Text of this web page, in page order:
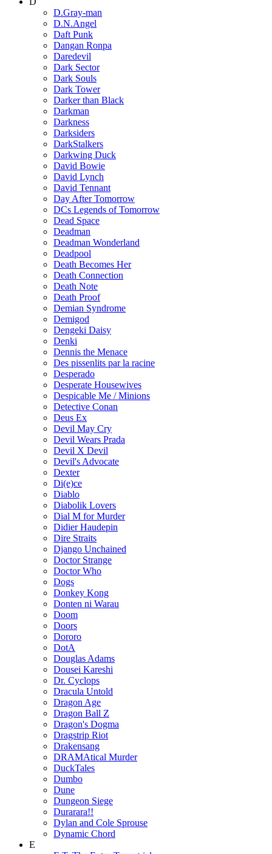
D.Gray-man
D.N.Angel
Daft Punk
Dangan Ronpa
Daredevil
Dark Sector
Dark Souls
Dark Tower
Darker than Black
Darkman
Darkness
Darksiders
DarkStalkers
Darkwing Duck
David Bowie
David Lynch
David Tennant
Day After Tomorrow
DCs Legends of Tomorrow
Dead Space
Deadman
Deadman Wonderland
Deadpool
Death Becomes Her
Death Connection
Death Note
Death Proof
Demian Syndrome
Demigod
Dengeki Daisy
Denki
Dennis the Menace
Des pissenlits par la racine
Desperado
Desperate Housewives
Despicable Me / Minions
Detective Conan
Deus Ex
Devil May Cry
Devil Wears Prada
Devil X Devil
Devil's Advocate
Dexter
Di(e)ce
Diablo
Diabolik Lovers
Dial M for Murder
Didier Haudepin
Dire Straits
Django Unchained
Doctor Strange
Doctor Who
Dogs
Donkey Kong
Donten ni Warau
Doom
Doors
Dororo
DotA
Douglas Adams
Dousei Kareshi
Dr. Cyclops
Dracula Untold
Dragon Age
Dragon Ball Z
Dragon's Dogma
Dragstrip Riot
Drakensang
DRAMAtical Murder
DuckTales
Dumbo
Dune
Dungeon Siege
Durarara!!
Dylan and Cole Sprouse
Dynamic Chord
E